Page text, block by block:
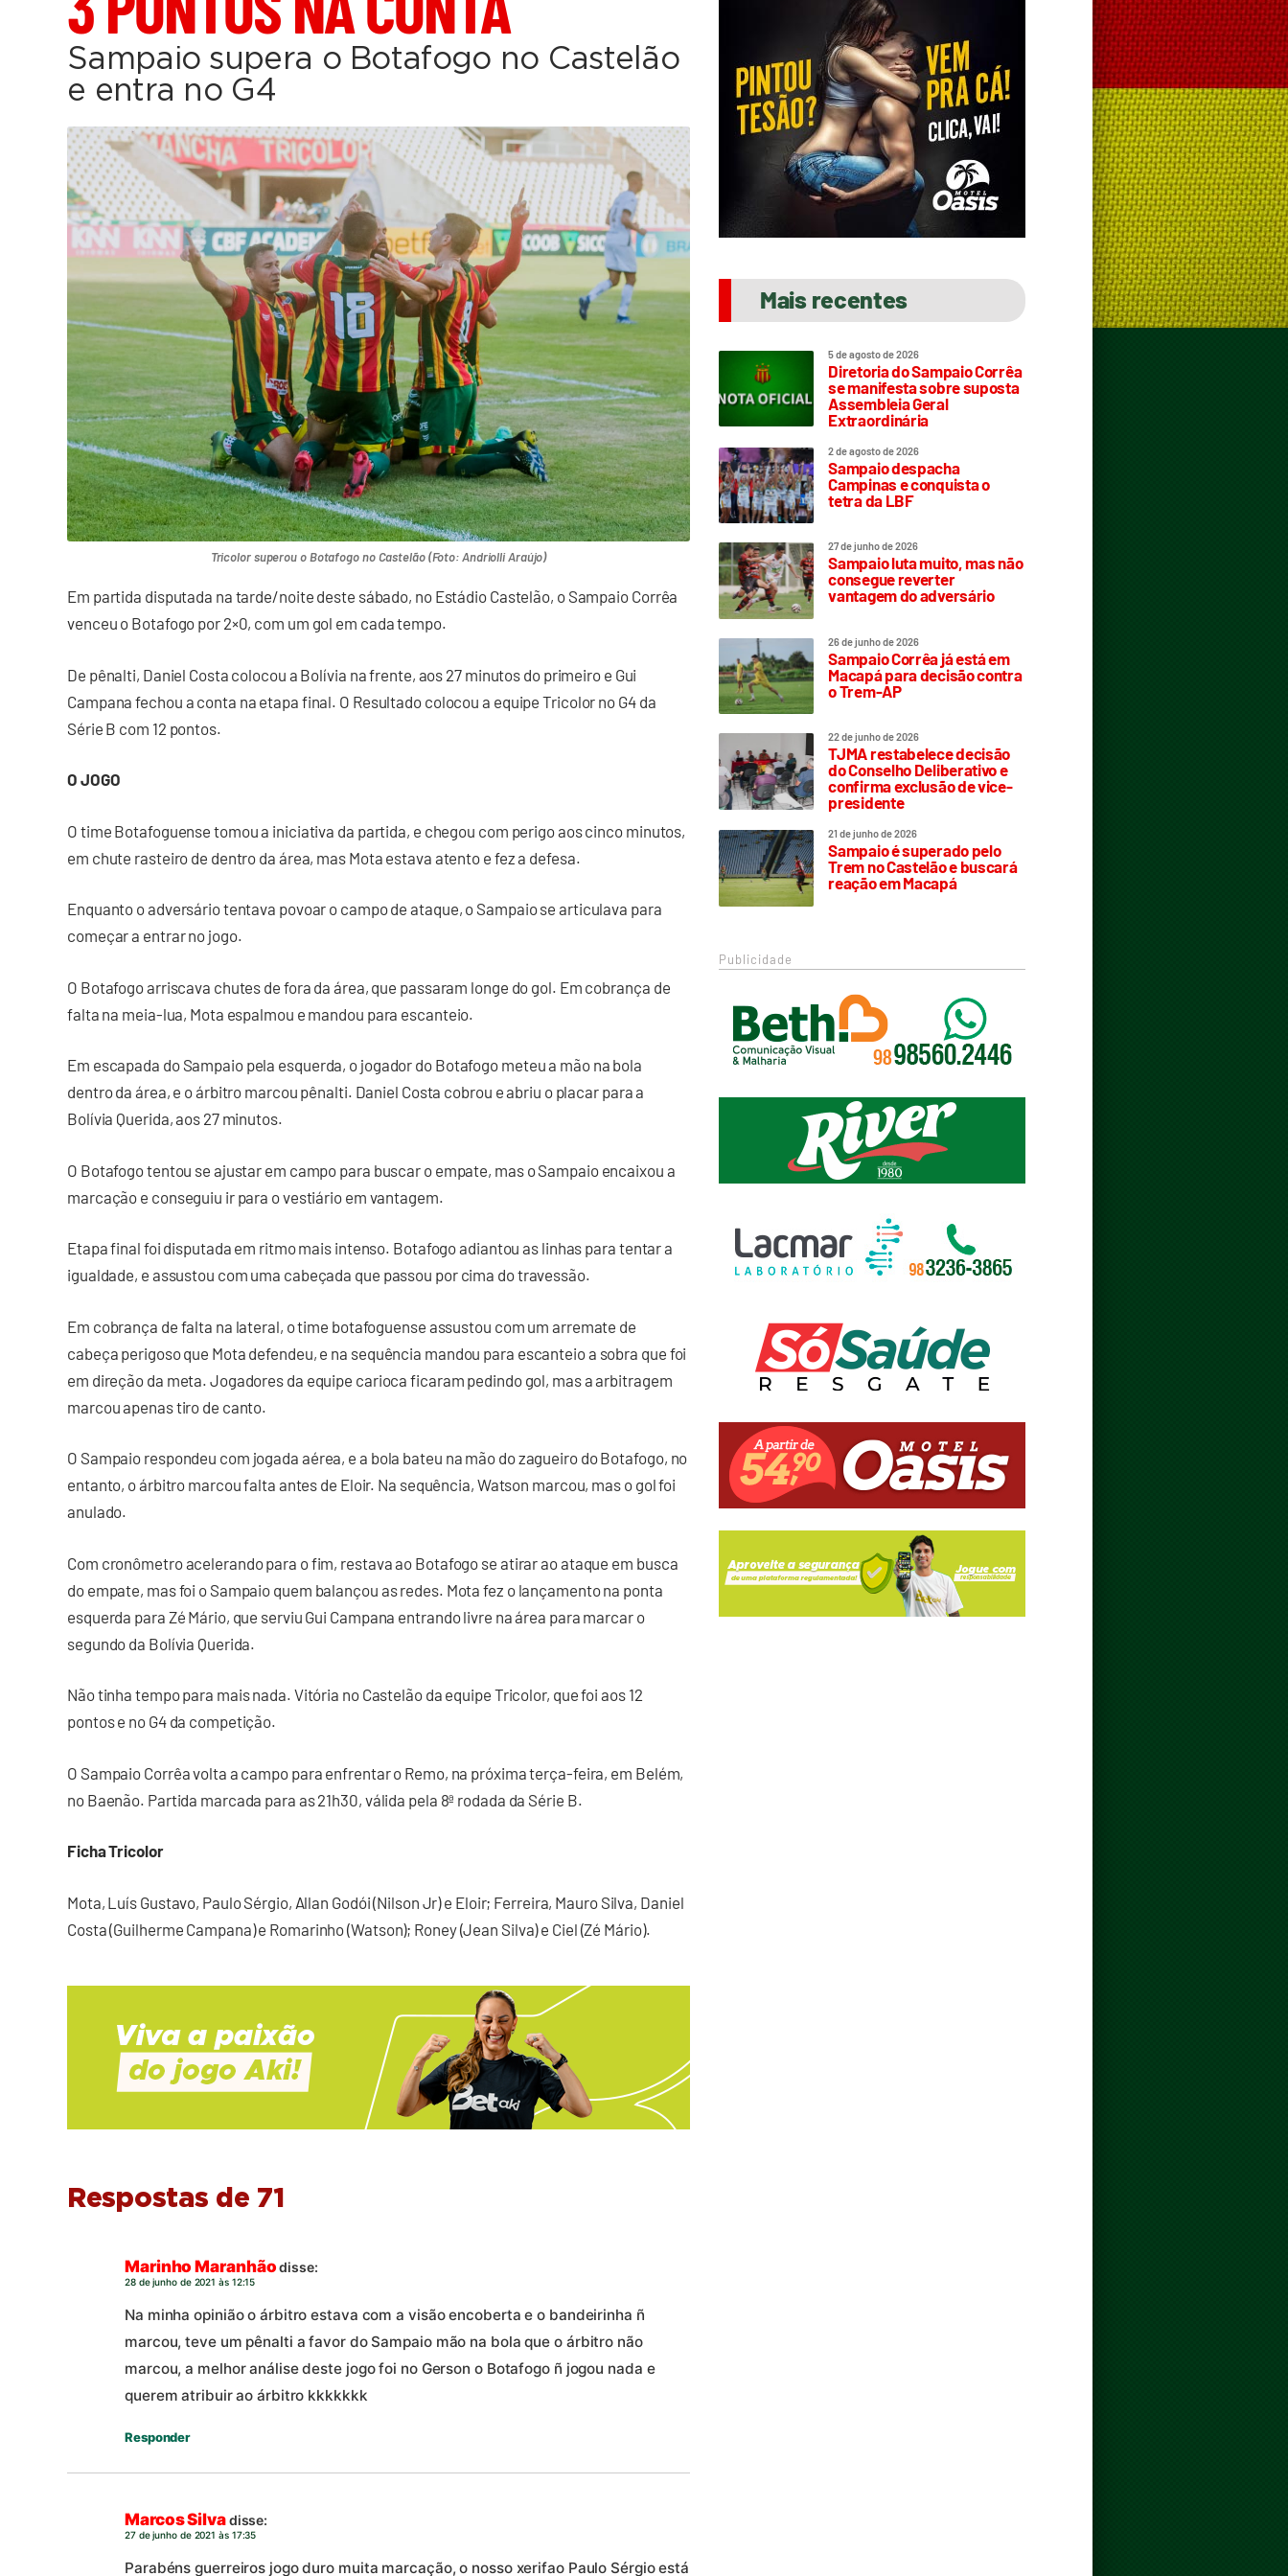
Sampaio supera o Botafogo no Castelão
e entra no G4
Tricolor superou o Botafogo no Castelão (Foto: Andriolli Araújo)
Em partida disputada na tarde/noite deste sábado, no Estádio Castelão, o Sampaio Corrêa
venceu o Botafogo por 2×0, com um gol em cada tempo.
De pênalti, Daniel Costa colocou a Bolívia na frente, aos 27 minutos do primeiro e Gui
Campana fechou a conta na etapa final. O Resultado colocou a equipe Tricolor no G4 da
Série B com 12 pontos.
O JOGO
O time Botafoguense tomou a iniciativa da partida, e chegou com perigo aos cinco minutos,
em chute rasteiro de dentro da área, mas Mota estava atento e fez a defesa.
Enquanto o adversário tentava povoar o campo de ataque, o Sampaio se articulava para
começar a entrar no jogo.
O Botafogo arriscava chutes de fora da área, que passaram longe do gol. Em cobrança de
falta na meia-lua, Mota espalmou e mandou para escanteio.
Em escapada do Sampaio pela esquerda, o jogador do Botafogo meteu a mão na bola
dentro da área, e o árbitro marcou pênalti. Daniel Costa cobrou e abriu o placar para a
Bolívia Querida, aos 27 minutos.
O Botafogo tentou se ajustar em campo para buscar o empate, mas o Sampaio encaixou a
marcação e conseguiu ir para o vestiário em vantagem.
Etapa final foi disputada em ritmo mais intenso. Botafogo adiantou as linhas para tentar a
igualdade, e assustou com uma cabeçada que passou por cima do travessão.
Em cobrança de falta na lateral, o time botafoguense assustou com um arremate de
cabeça perigoso que Mota defendeu, e na sequência mandou para escanteio a sobra que foi
em direção da meta. Jogadores da equipe carioca ficaram pedindo gol, mas a arbitragem
marcou apenas tiro de canto.
O Sampaio respondeu com jogada aérea, e a bola bateu na mão do zagueiro do Botafogo, no
entanto, o árbitro marcou falta antes de Eloir. Na sequência, Watson marcou, mas o gol foi
anulado.
Com cronômetro acelerando para o fim, restava ao Botafogo se atirar ao ataque em busca
do empate, mas foi o Sampaio quem balançou as redes. Mota fez o lançamento na ponta
esquerda para Zé Mário, que serviu Gui Campana entrando livre na área para marcar o
segundo da Bolívia Querida.
Não tinha tempo para mais nada. Vitória no Castelão da equipe Tricolor, que foi aos 12
pontos e no G4 da competição.
O Sampaio Corrêa volta a campo para enfrentar o Remo, na próxima terça-feira, em Belém,
no Baenão. Partida marcada para as 21h30, válida pela 8ª rodada da Série B.
Ficha Tricolor
Mota, Luís Gustavo, Paulo Sérgio, Allan Godói (Nilson Jr) e Eloir; Ferreira, Mauro Silva, Daniel
Costa (Guilherme Campana) e Romarinho (Watson); Roney (Jean Silva) e Ciel (Zé Mário).
Respostas de 71
Marinho Maranhãodisse:
28 de junho de 2021 às 12:15
Na minha opinião o árbitro estava com a visão encoberta e o bandeirinha ñ
marcou, teve um pênalti a favor do Sampaio mão na bola que o árbitro não
marcou, a melhor análise deste jogo foi no Gerson o Botafogo ñ jogou nada e
querem atribuir ao árbitro kkkkkkk
Responder
Marcos Silvadisse:
27 de junho de 2021 às 17:35
Parabéns guerreiros jogo duro muita marcação, o nosso xerifao Paulo Sérgio está
Mais recentes
5 de agosto de 2026
Diretoria do Sampaio Corrêa
se manifesta sobre suposta
Assembleia Geral
Extraordinária
2 de agosto de 2026
Sampaio despacha
Campinas e conquista o
tetra da LBF
27 de junho de 2026
Sampaio luta muito, mas não
consegue reverter
vantagem do adversário
26 de junho de 2026
Sampaio Corrêa já está em
Macapá para decisão contra
o Trem-AP
22 de junho de 2026
TJMA restabelece decisão
do Conselho Deliberativo e
confirma exclusão de vice-
presidente
21 de junho de 2026
Sampaio é superado pelo
Trem no Castelão e buscará
reação em Macapá
Publicidade